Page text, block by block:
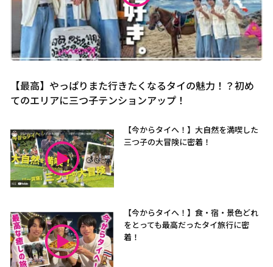
【最高】やっぱりまた行きたくなるタイの魅力！？初め
てのエリアに三つ子テンションアップ！
【今からタイへ！】大自然を満喫した
三つ子の大冒険に密着！
【今からタイへ！】食・宿・景色どれ
をとっても最高だったタイ旅行に密
着！